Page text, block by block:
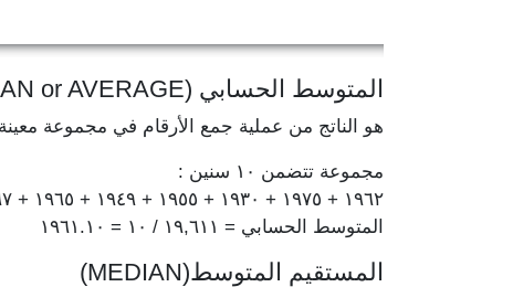
المتوسط الحسابي (MEAN or AVERAGE)
هو الناتج من عملية جمع الأرقام في مجموعة
مجموعة تتضمن ١٠ سنين :
١٩٦٢ + ١٩٧٥ + ١٩٣٠ + ١٩٥٥ + ١٩٤٩ + ١٩٦٥ + ١٩٦٧ + ١٩٦٤ + ١٩٧٨ + ١٩٦٦ = ١٩,٦١١
المتوسط الحسابي = ١٩,٦١١ / ١٠ = ١٩٦١.١٠
المستقيم المتوسط(MEDIAN)